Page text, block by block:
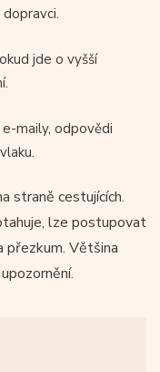
jde o vyšší
e-maily, odpovědi
straně cestujících.
lze postupovat
přezkum. Většina